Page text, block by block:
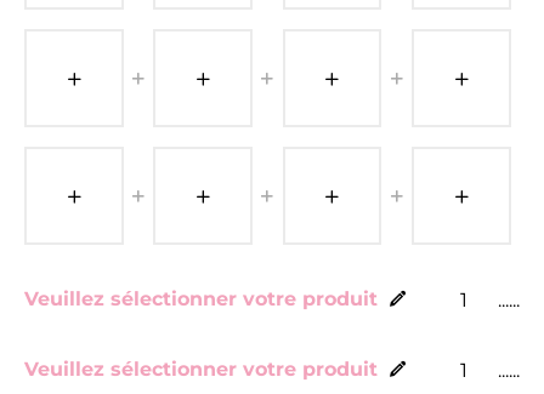
Veuillez sélectionner votre produit ......
Veuillez sélectionner votre produit ......